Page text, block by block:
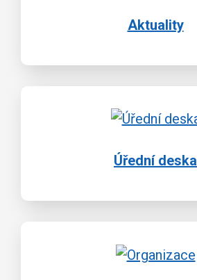
Aktuality
Úřední deska